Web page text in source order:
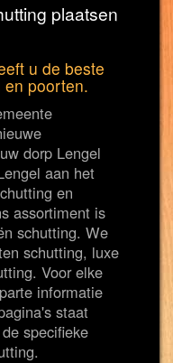
plaatsen
u de beste
en poorten.
dorp Lengel
aan het
en
assortiment is
schutting. We
schutting, luxe
Voor elke
informatie
staat
specifieke